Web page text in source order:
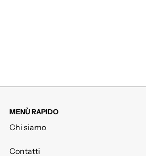
MENÙ RAPIDO
Chi siamo
Contatti